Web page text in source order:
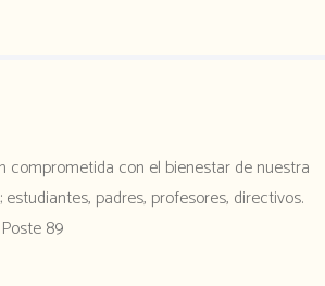
comprometida con el bienestar de nuestra
padres, profesores, directivos.
89